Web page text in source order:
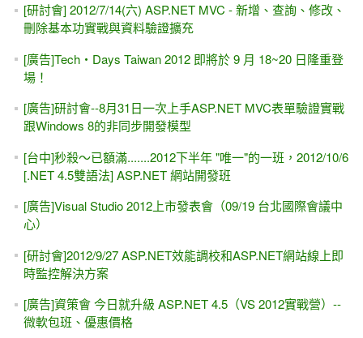
[研討會] 2012/7/14(六) ASP.NET MVC - 新增、查詢、修改、
刪除基本功實戰與資料驗證擴充
[廣告]Tech‧Days Taiwan 2012 即將於 9 月 18~20 日隆重登
場！
[廣告]研討會--8月31日一次上手ASP.NET MVC表單驗證實戰
跟Windows 8的非同步開發模型
[台中]秒殺～已額滿.......2012下半年 "唯一"的一班，2012/10/6
[.NET 4.5雙語法] ASP.NET 網站開發班
[廣告]Visual Studio 2012上市發表會（09/19 台北國際會議中
心）
[研討會]2012/9/27 ASP.NET效能調校和ASP.NET網站線上即
時監控解決方案
[廣告]資策會 今日就升級 ASP.NET 4.5（VS 2012實戰營）--
微軟包班、優惠價格